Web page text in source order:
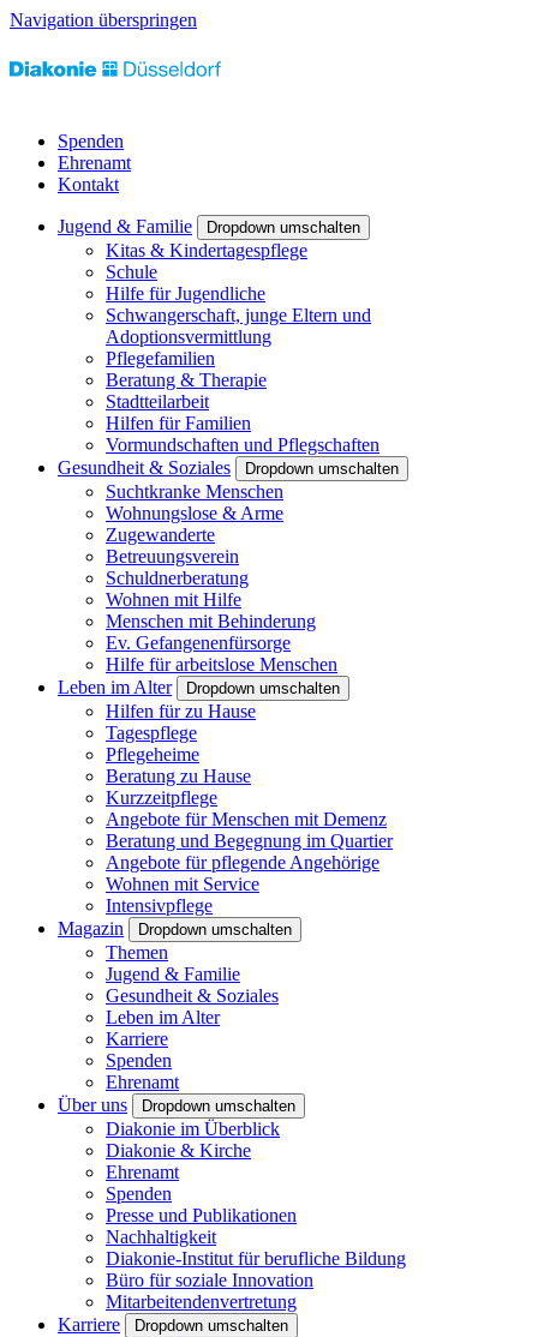
Navigation überspringen
Spenden
Ehrenamt
Kontakt
Jugend & Familie Dropdown umschalten
Kitas & Kindertagespflege
Schule
Hilfe für Jugendliche
Schwangerschaft, junge Eltern und
Adoptionsvermittlung
Pflegefamilien
Beratung & Therapie
Stadtteilarbeit
Hilfen für Familien
Vormundschaften und Pflegschaften
Gesundheit & Soziales
Dropdown umschalten
Suchtkranke Menschen
Wohnungslose & Arme
Zugewanderte
Betreuungsverein
Schuldnerberatung
Wohnen mit Hilfe
Menschen mit Behinderung
Ev. Gefangenenfürsorge
Hilfe für arbeitslose Menschen
Leben im Alter
Dropdown umschalten
Hilfen für zu Hause
Tagespflege
Pflegeheime
Beratung zu Hause
Kurzzeitpflege
Angebote für Menschen mit Demenz
Beratung und Begegnung im Quartier
Angebote für pflegende Angehörige
Wohnen mit Service
Intensivpflege
Magazin
Dropdown umschalten
Themen
Jugend & Familie
Gesundheit & Soziales
Leben im Alter
Karriere
Spenden
Ehrenamt
Über uns
Dropdown umschalten
Diakonie im Überblick
Diakonie & Kirche
Ehrenamt
Spenden
Presse und Publikationen
Nachhaltigkeit
Diakonie-Institut für berufliche Bildung
Büro für soziale Innovation
Mitarbeitendenvertretung
Karriere
Dropdown umschalten